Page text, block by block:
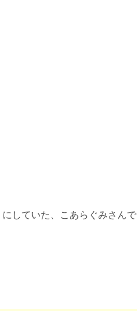
していた、こあらぐみさんで